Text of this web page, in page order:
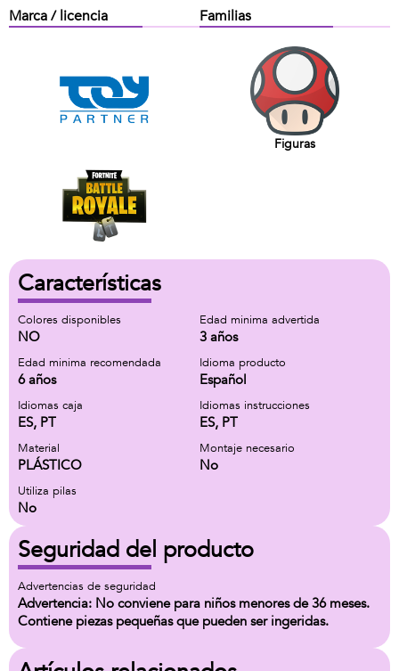
Marca / licencia Familias
Figuras
Características
Colores disponibles
NO
Edad minima advertida
3 años
Edad minima recomendada
6 años
Idioma producto
Español
Idiomas caja
ES, PT
Idiomas instrucciones
ES, PT
Material
PLÁSTICO
Montaje necesario
No
Utiliza pilas
No
Seguridad del producto
Advertencias de seguridad
Advertencia: No conviene para niños menores de 36 meses.
Contiene piezas pequeñas que pueden ser ingeridas.